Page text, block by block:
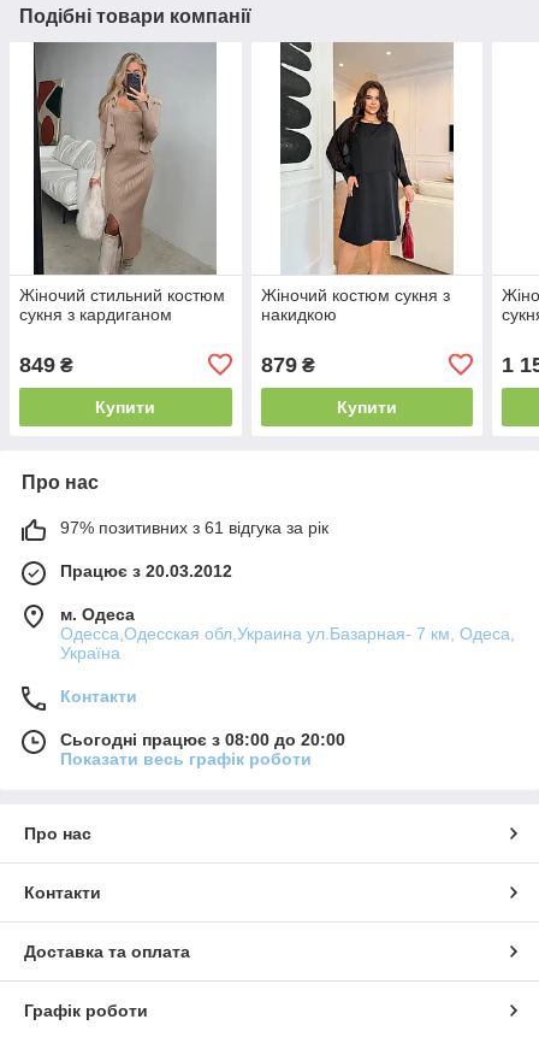
Подібні товари компанії
Жіночий стильний костюм
сукня з кардиганом
849 ₴
Купити
Жіночий костюм сукня з
накидкою
879₴
Купити
1
Про нас
97% позитивних з 61 відгука за рік
Працює з 20.03.2012
м. Одеса
Одесса,Одесская обл,Украина ул.Базарная- 7 км, Одеса,
Україна
Контакти
Сьогодні працює з 08:00 до 20:00
Показати весь графік роботи
Про нас
Контакти
Доставка та оплата
Графік роботи